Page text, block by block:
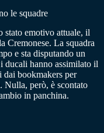
le squadre
stato emotivo attuale, il
Cremonese. La squadra
e sta disputando un
hanno assimilato il
dai bookmakers per
Nulla, però, è scontato
in panchina.